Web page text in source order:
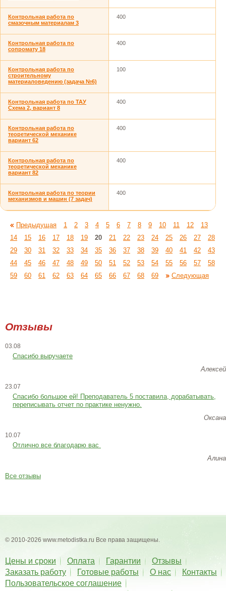
Контрольная работа по
смазочным материалам 3
400
Контрольная работа по
сопромату 18
400
Контрольная работа по
строительному
материаловедению (задача №6)
100
Контрольная работа по ТАУ
Схема 2, вариант 8
400
Контрольная работа по
теоретической механике
вариант 62
400
Контрольная работа по
теоретической механике
вариант 82
400
Контрольная работа по теории
механизмов и машин (7 задач)
400
Предыдущая 1 2 3 4 5 6 7 8 9 10 11 12
13
14
15 16 17 18 19 20 21 22 23 24 25 26 27
28
29
30 31 32 33 34 35 36 37 38 39 40 41 42
43
44
45 46 47 48 49 50 51 52 53 54 55 56 57
58
59
60 61 62 63 64 65 66 67 68 69 Следующая
Отзывы
03.08
Спасибо выручаете
Алексей
23.07
Cпасибо большое ей! Преподаватель 5 поставила, дорабатывать,
переписывать отчет по практике ненужно.
Оксана
10.07
Отлично все благодарю вас
Алина
Все отзывы
© 2010-2026 www.metodistka.ru Все права защищены.
Цены и сроки Оплата Гарантии
Отзывы
Заказать работу
Готовые работы О нас
Контакты
Пользовательское соглашение